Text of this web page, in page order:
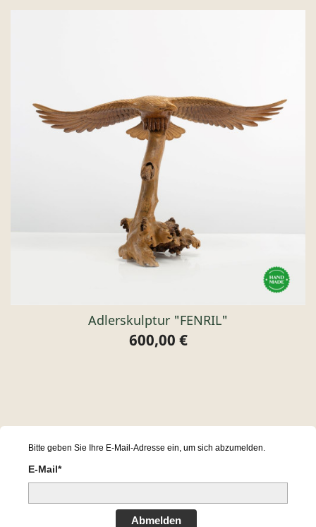
Adlerskulptur "FENRIL"
Preis
600,00 €
Bitte geben Sie Ihre E-Mail-Adresse ein, um sich abzumelden.
E-Mail*
Abmelden